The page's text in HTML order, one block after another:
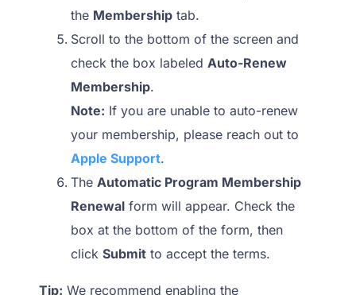
the Membershiptab.
Scroll to the bottom of the screen and
check the box labeled Auto-Renew
Membership.
Note: If you are unable to auto-renew
your membership, please reach out to
Apple Support.
The Automatic Program Membership
Renewalform will appear. Check the
box at the bottom of the form, then
click Submitto accept the terms.
Tip: We recommend enabling the